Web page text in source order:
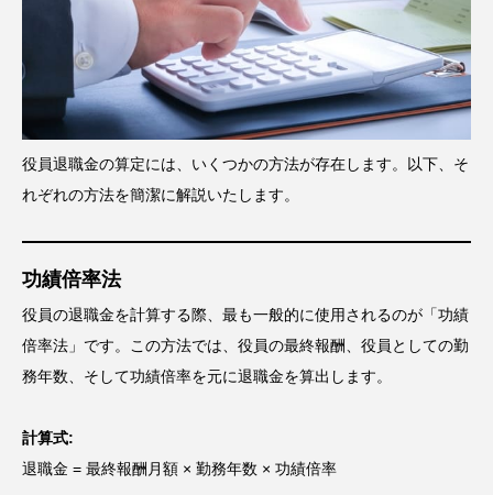
役員退職金の算定には、いくつかの方法が存在します。以下、そ
れぞれの方法を簡潔に解説いたします。
功績倍率法
役員の退職金を計算する際、最も一般的に使用されるのが「功績
倍率法」です。この方法では、役員の最終報酬、役員としての勤
務年数、そして功績倍率を元に退職金を算出します。
計算式:
退職金 = 最終報酬月額 × 勤務年数 × 功績倍率